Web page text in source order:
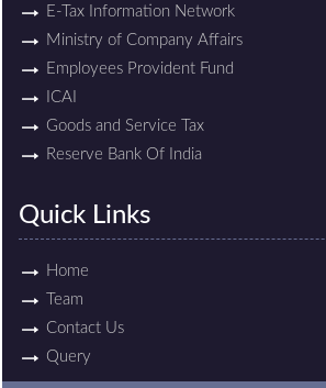
E-Tax Information Network
Ministry of Company Affairs
Employees Provident Fund
ICAI
Goods and Service Tax
Reserve Bank Of India
Quick Links
Home
Team
Contact Us
Query